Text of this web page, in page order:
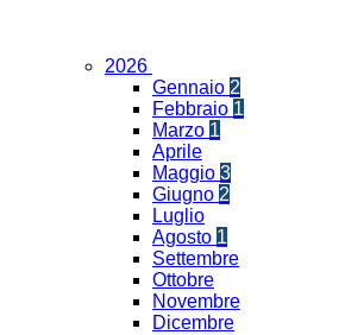
2026
Gennaio 2
Febbraio 1
Marzo 1
Aprile
Maggio 3
Giugno 2
Luglio
Agosto 1
Settembre
Ottobre
Novembre
Dicembre